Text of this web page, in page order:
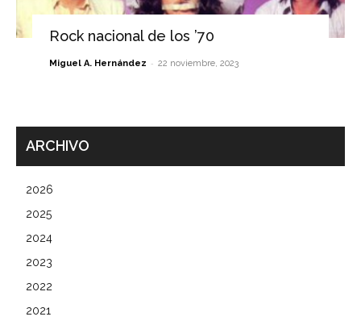
Rock nacional de los ’70
Miguel A. Hernández - 22 noviembre, 2023
ARCHIVO
2026
2025
2024
2023
2022
2021